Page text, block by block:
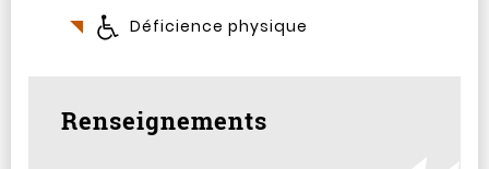
Déficience physique
Renseignements